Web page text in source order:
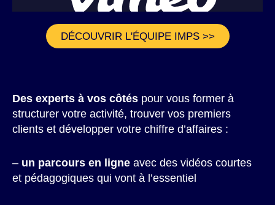
DÉCOUVRIR L'ÉQUIPE IMPS >>
Des experts à vos côtés pour vous former à
structurer votre activité, trouver vos premiers
clients et développer votre chiffre d’affaires :
– un parcours en ligne avec des vidéos courtes
et pédagogiques qui vont à l’essentiel